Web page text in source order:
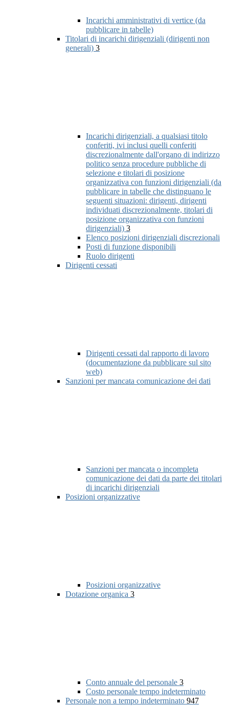
Incarichi amministrativi di vertice (da
pubblicare in tabelle)
Titolari di incarichi dirigenziali (dirigenti non
generali) 3
Incarichi dirigenziali, a qualsiasi titolo
conferiti, ivi inclusi quelli conferiti
discrezionalmente dall'organo di indirizzo
politico senza procedure pubbliche di
selezione e titolari di posizione
organizzativa con funzioni dirigenziali (da
pubblicare in tabelle che distinguano le
seguenti situazioni: dirigenti, dirigenti
individuati discrezionalmente, titolari di
posizione organizzativa con funzioni
dirigenziali) 3
Elenco posizioni dirigenziali discrezionali
Posti di funzione disponibili
Ruolo dirigenti
Dirigenti cessati
Dirigenti cessati dal rapporto di lavoro
(documentazione da pubblicare sul sito
web)
Sanzioni per mancata comunicazione dei dati
Sanzioni per mancata o incompleta
comunicazione dei dati da parte dei titolari
di incarichi dirigenziali
Posizioni organizzative
Posizioni organizzative
Dotazione organica 3
Conto annuale del personale 3
Costo personale tempo indeterminato
Personale non a tempo indeterminato 947